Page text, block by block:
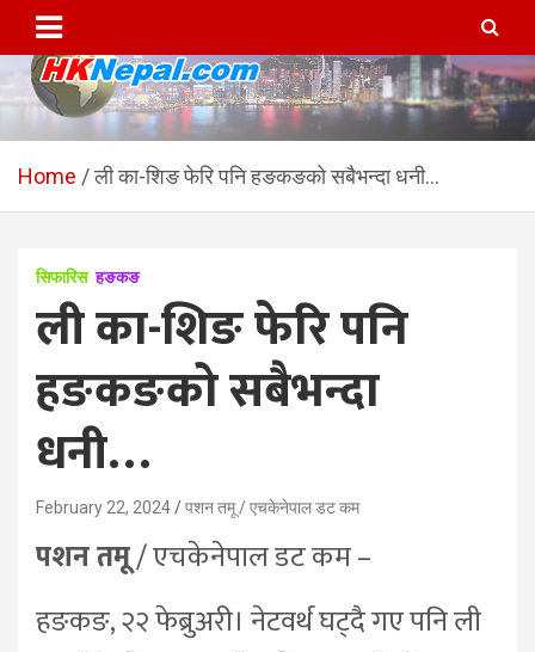
content
HKNepal.com – हङकङबाट
सञ्चालित पहिलो नेपाली अनलाईन
hknepal, hknepal.com, hk nepal, hk nepal com
Home ली का-शिङ फेरि पनि हङकङको सबैभन्दा धनी…
सिफारिस हङकङ
ली का-शिङ फेरि पनि
हङकङको सबैभन्दा
धनी…
February 22, 2024 पशन तमू / एचकेनेपाल डट कम
पशन तमू/ एचकेनेपाल डट कम –
हङकङ, २२ फेब्रुअरी। नेटवर्थ घट्दै गए पनि ली